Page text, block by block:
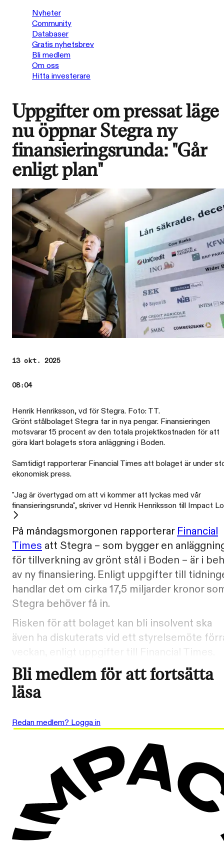
Nyheter
Community
Databaser
Gratis nyhetsbrev
Bli medlem
Om oss
Hitta investerare
Uppgifter om pressat
nu öppnar Stegra ny
finansieringsrunda: "Går
enligt plan"
13 okt. 2025
08:04
Henrik Henriksson, vd för Stegra. Foto: TT.
Grönt stålbolaget Stegra tar in nya pengar. Finansieringen
motsvarar 15 procent av den totala projektkostnaden för att
göra klart bolagets stora anläggning i Boden.
Samtidigt rapporterar Financial Times att bolaget är under
ekonomisk press.
"Jag är övertygad om att vi kommer att lyckas med vår
finansieringsrunda", skriver vd Henrik Henriksson till Impact
På måndagsmorgonen rapporterar Financial
Times att Stegra – som bygger en
för tillverkning av grönt stål i Boden – är i
av ny finansiering. Enligt uppgifter till
handlar det om cirka 17,5 miljarder kronor
Stegra behöver få in.
Risken för att bolaget kan bli insolvent ska
även ha diskuterats vid ett styrelsemöte
Bli medlem för att fortsätta
läsa
Redan medlem? Logga in